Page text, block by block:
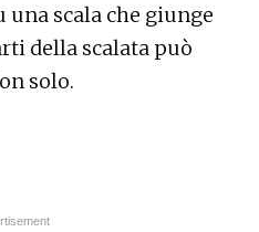
una scala che giunge
della scalata può
solo.